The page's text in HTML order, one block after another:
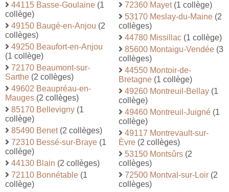
44115 Basse-Goulaine (1
collège)
49150 Baugé-en-Anjou (2
collèges)
49250 Beaufort-en-Anjou
(1 collège)
72170 Beaumont-sur-
Sarthe (2 collèges)
49602 Beaupréau-en-
Mauges (2 collèges)
85170 Bellevigny (1
collège)
85490 Benet(2 collèges)
72310 Bessé-sur-Braye (1
collège)
44130 Blain (2 collèges)
72110 Bonnétable (1
collège)
72360 Mayet(1 collège)
53170 Meslay-du-Maine (2
collèges)
44780 Missillac (1 collège)
85600 Montaigu-Vendée (3
collèges)
44550 Montoir-de-
Bretagne (1 collège)
49260 Montreuil-Bellay (1
collège)
49460 Montreuil-Juigné (1
collège)
49117 Montrevault-sur-
Èvre (2 collèges)
53150 Montsûrs (2
collèges)
72500 Montval-sur-Loir (2
collèges)